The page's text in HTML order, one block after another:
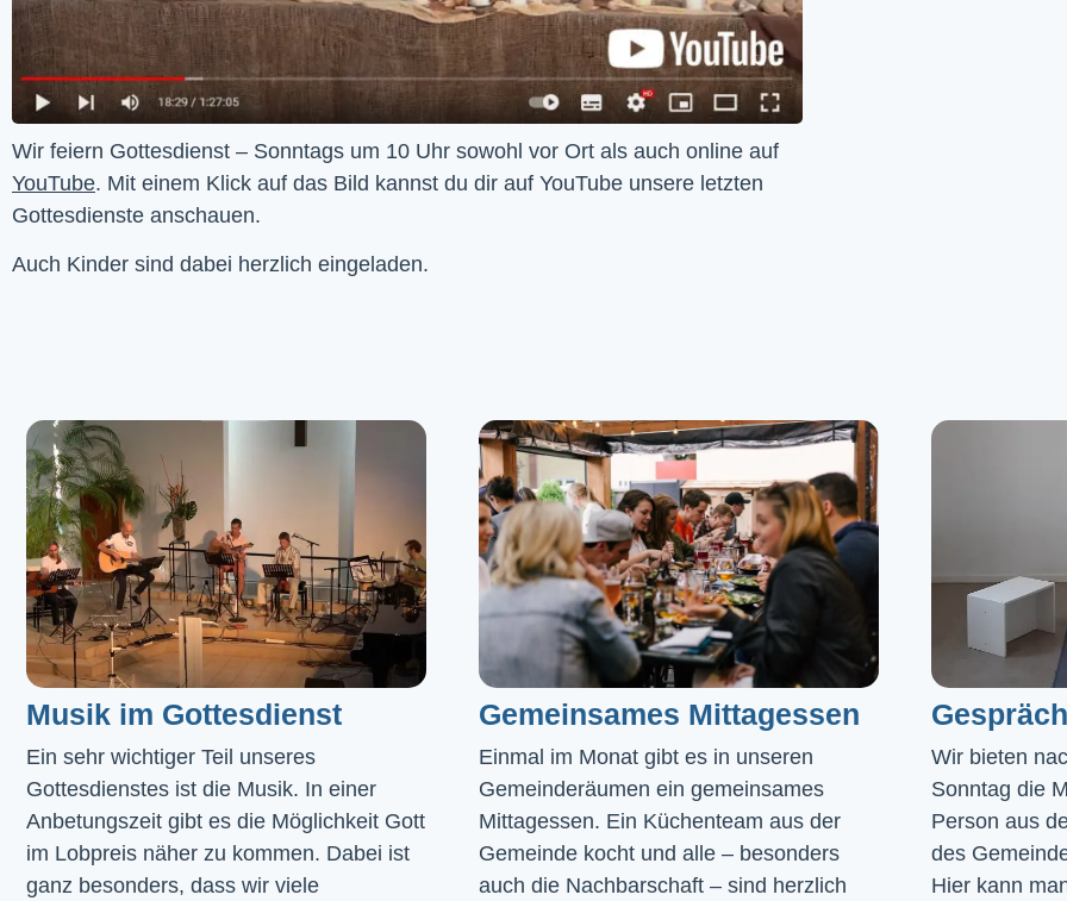
YouTube. Mit einem Klick auf das Bild kannst du dir auf YouTube unsere letzten
Gottesdienste anschauen.
Auch Kinder sind dabei herzlich eingeladen.
Musik im Gottesdienst​
Ein sehr wichtiger Teil unseres
Gottesdienstes ist die Musik. In einer
Anbetungszeit gibt es die Möglichkeit Gott
im Lobpreis näher zu kommen. Dabei ist
ganz besonders, dass wir viele
Gemeinsames Mittagessen
Einmal im Monat gibt es in unseren
Gemeinderäumen ein gemeinsames
Mittagessen. Ein Küchenteam aus der
Gemeinde kocht und alle – besonders
auch die Nachbarschaft – sind herzlich
Wir bieten
Sonntag die
Person aus
des
Hier kann